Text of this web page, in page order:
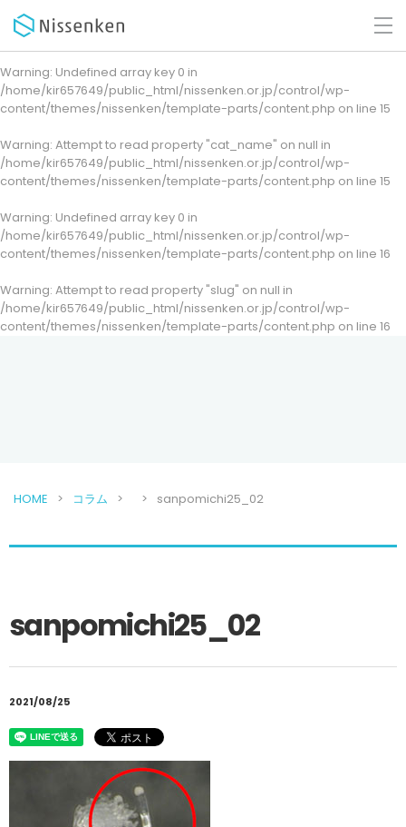
Warning: Undefined array key 0 in
/home/kir657649/public_html/nissenken.or.jp/control/wp-
content/themes/nissenken/template-parts/content.php on line 15
Warning: Attempt to read property "cat_name" on null in
/home/kir657649/public_html/nissenken.or.jp/control/wp-
content/themes/nissenken/template-parts/content.php on line 15
Warning: Undefined array key 0 in
/home/kir657649/public_html/nissenken.or.jp/control/wp-
content/themes/nissenken/template-parts/content.php on line 16
Warning: Attempt to read property "slug" on null in
/home/kir657649/public_html/nissenken.or.jp/control/wp-
content/themes/nissenken/template-parts/content.php on line 16
HOME コラム sanpomichi25_02
sanpomichi25_02
2021/08/25